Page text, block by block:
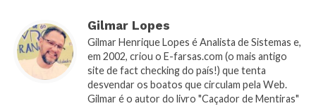
Gilmar Lopes
Gilmar Henrique Lopes é Analista de Sistemas e,
em 2002, criou o E-farsas.com (o mais antigo
site de fact checking do país!) que tenta
desvendar os boatos que circulam pela Web.
Gilmar é o autor do livro "Caçador de Mentiras"